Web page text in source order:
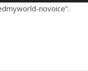
novoice”.